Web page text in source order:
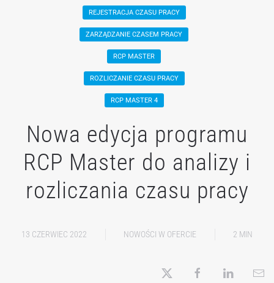
REJESTRACJA CZASU PRACY
ZARZĄDZANIE CZASEM PRACY
RCP MASTER
ROZLICZANIE CZASU PRACY
RCP MASTER 4
Nowa edycja programu
RCP Master do analizy i
rozliczania czasu pracy
13 CZERWIEC 2022 NOWOŚCI W OFERCIE 2 MIN